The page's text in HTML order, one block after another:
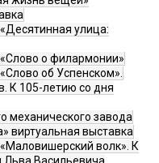
улица:
о филармонии»
об Успенском».
К 105-летию со дня
механического завода
виртуальная выставка
волк». К